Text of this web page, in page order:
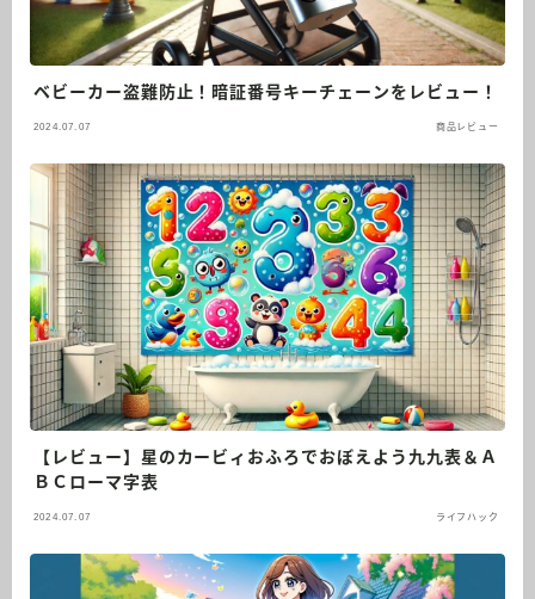
ベビーカー盗難防止！暗証番号キーチェーンをレビュー！
2024.07.07 商品レビュー
【レビュー】星のカービィおふろでおぼえよう九九表＆Ａ
ＢＣローマ字表
2024.07.07 ライフハック